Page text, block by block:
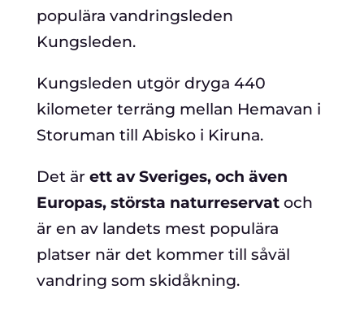
populära vandringsleden
Kungsleden.
Kungsleden utgör dryga 440
kilometer terräng mellan Hemavan i
Storuman till Abisko i Kiruna.
Det är ett av Sveriges, och även
Europas, största naturreservatoch
är en av landets mest populära
platser när det kommer till såväl
vandring som skidåkning.